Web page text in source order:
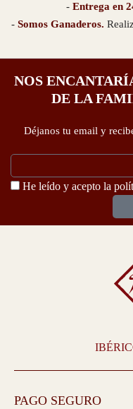
- Entrega en
- Somos Ganaderos.
NOS
DE LA
Déjanos tu email y
Politica-
He leído y acepto la
PAGO SEGURO